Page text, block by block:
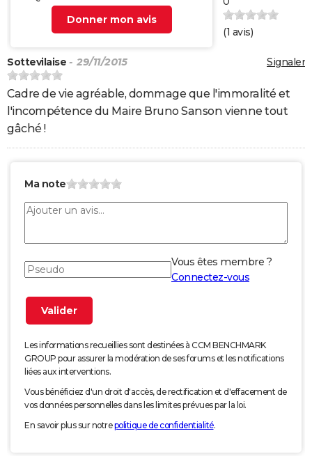
Donner mon avis
(1 avis)
Signaler
Sottevilaise - 29/11/2015
Cadre de vie agréable, dommage que l'immoralité et
l'incompétence du Maire Bruno Sanson vienne tout
gâché !
Ma note
Vous êtes membre ?
Connectez-vous
Les informations recueillies sont destinées à CCM BENCHMARK
GROUP pour assurer la modération de ses forums et les notifications
liées aux interventions.
Vous bénéficiez d'un droit d'accès, de rectification et d'effacement de
vos données personnelles dans les limites prévues par la loi.
En savoir plus sur notrepolitique de confidentialité.